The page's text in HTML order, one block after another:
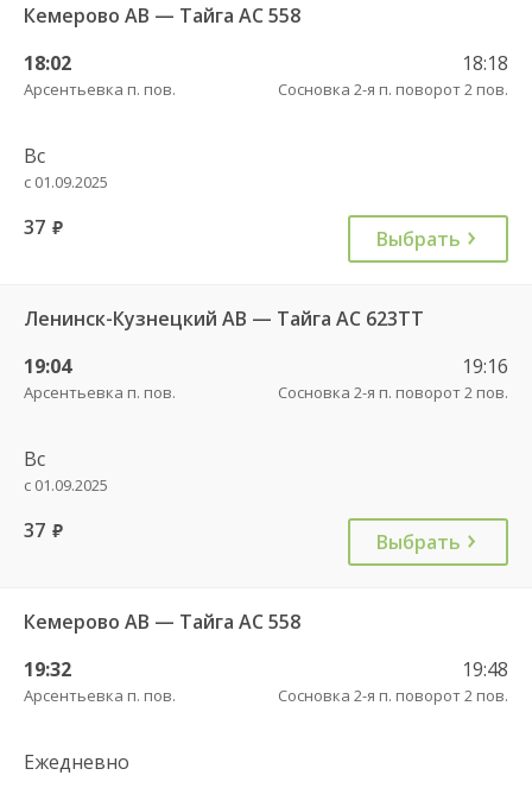
Кемерово АВ — Тайга АС 558
18:02
Арсентьевка п. пов.
18:18
Сосновка 2-я п. поворот 2 пов.
Вс
с 01.09.2025
37 руб. Выбрать
Ленинск-Кузнецкий АВ — Тайга АС 623ТТ
19:04
Арсентьевка п. пов.
19:16
Сосновка 2-я п. поворот 2 пов.
Вс
с 01.09.2025
37 руб. Выбрать
Кемерово АВ — Тайга АС 558
19:32
Арсентьевка п. пов.
19:48
Сосновка 2-я п. поворот 2 пов.
Ежедневно